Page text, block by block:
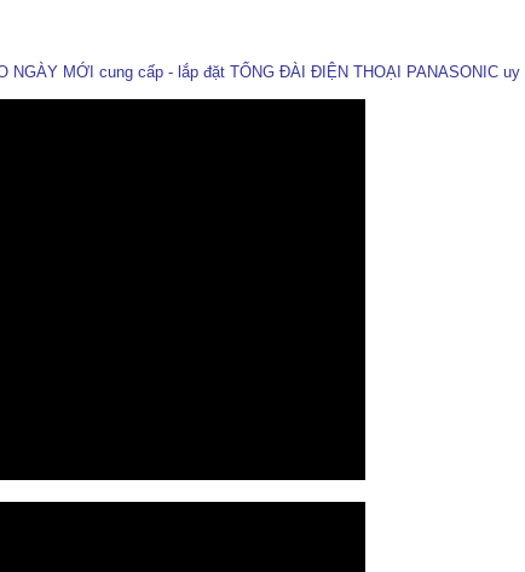
NGÀY MỚI cung cấp - lắp đặt TỔNG ĐÀI ĐIỆN THOẠI PANASONIC